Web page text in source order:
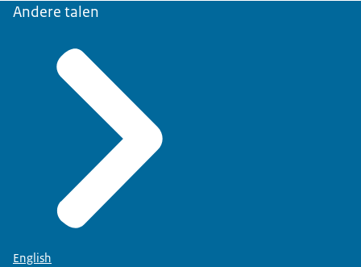
Andere talen
English